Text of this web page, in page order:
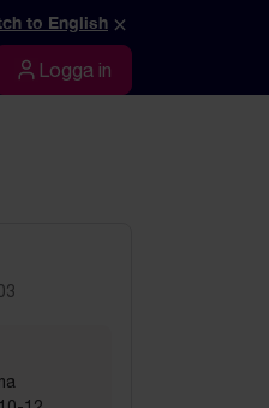
to English ×
Logga in
Logga in